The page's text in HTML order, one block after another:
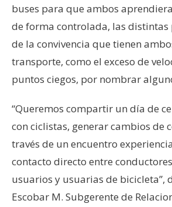
buses para que ambos
de forma controlada, las
de la convivencia que tienen
transporte, como el exceso de
puntos ciegos, por nombrar
“Queremos compartir un día de
con ciclistas, generar cambios de
través de un encuentro
contacto directo entre
usuarios y usuarias de bicicleta”,
Escobar M. Subgerente de